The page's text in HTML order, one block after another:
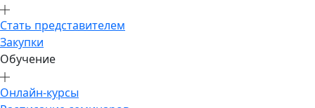
Стать представителем
Закупки
Обучение
Онлайн-курсы